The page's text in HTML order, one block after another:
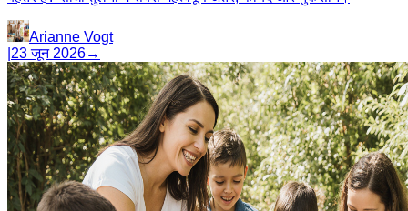
Arianne Vogt
23 जून 2026→